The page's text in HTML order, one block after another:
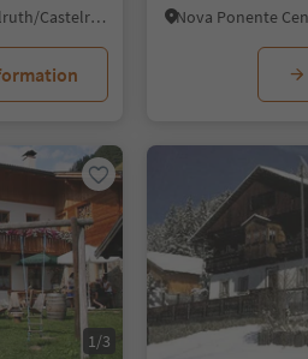
Alpe di Siusi/Seiseralm, Kastelruth/Castelrotto, Dolomites Region Seiser Alm
1/3